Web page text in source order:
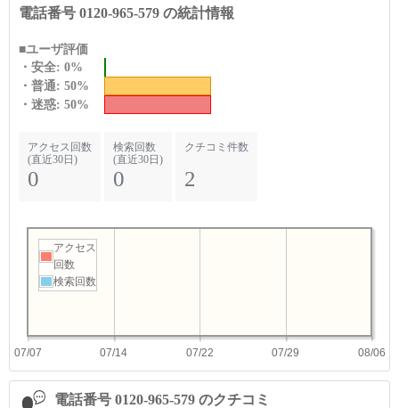
電話番号 0120-965-579 の統計情報
■ユーザ評価
・安全: 0%
・普通: 50%
・迷惑: 50%
アクセス回数
(直近30日)
0
検索回数
(直近30日)
0
クチコミ件数
2
07/07 07/14 07/22 07/29 08/06
アクセス
回数
検索回数
電話番号 0120-965-579 のクチコミ